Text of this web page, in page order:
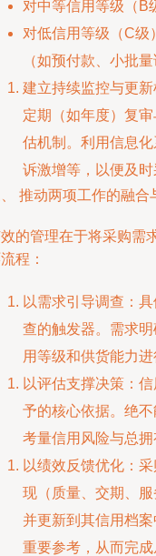
对中等信用等级（B
对低信用等级（C级
（如预付款、小批
建立持续监控与更
定期（如年度）复
估机制。利用信息
诉激增等，以便及时
推动两项工作的融合
的管理在于将采购需
程：
以需求引导调查：
查的触发器。需求
用等级和供货能力进
以评估支撑决策：
予的核心依据。绝
考量信用风险与总拥
以绩效反馈优化：
现（质量、交期、
并更新到其信用档
重要参考，从而完成